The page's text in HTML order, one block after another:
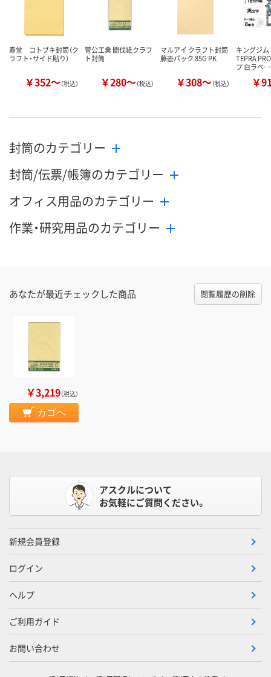
カ
寿堂 コトブキ封筒（ク
ラフト・サイド貼り）
￥352～（税込）
菅公工業 間伐紙クラフ
ト封筒
￥280～（税込）
マルアイ クラフト封筒
藤壺パック 85G PK
￥308～（税込）
キングジム
TEPRA
プ 白ラベ…
￥
封筒のカテゴリー
封筒/伝票/帳簿のカテゴリー
オフィス用品のカテゴリー
作業・研究用品のカテゴリー
あなたが最近チェックした商品 閲覧履歴の削除
￥3,219（税込）
カゴへ
アスクルについて
お気軽にご質問ください。
新規会員登録
ログイン
ヘルプ
ご利用ガイド
お問い合わせ